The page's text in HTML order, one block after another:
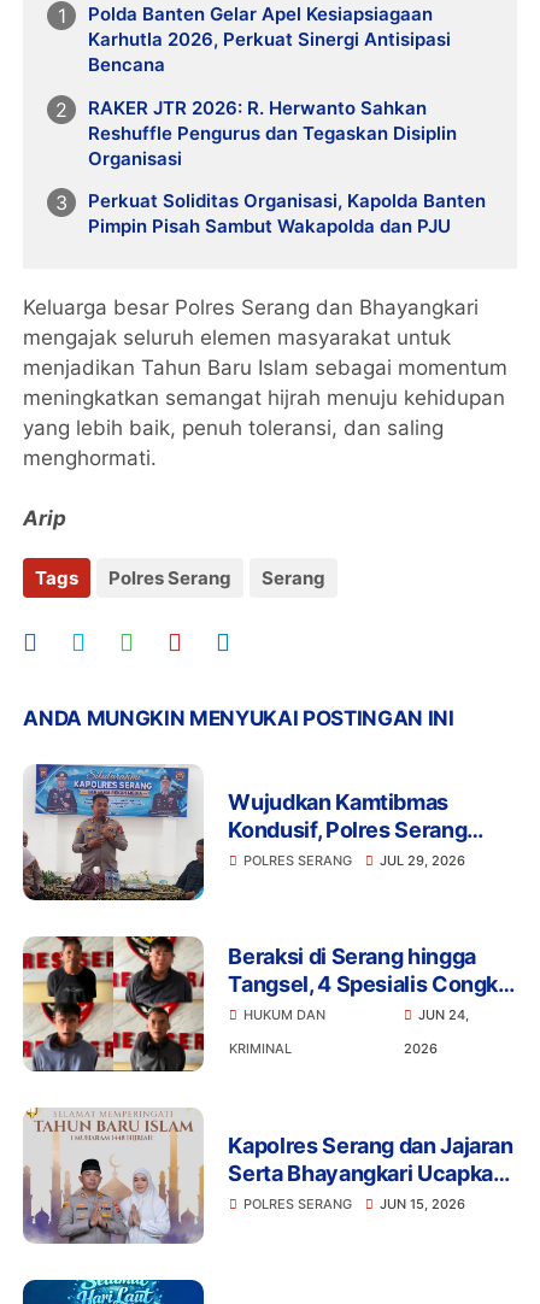
Polda Banten Gelar Apel Kesiapsiagaan
Karhutla 2026, Perkuat Sinergi Antisipasi
Bencana
RAKER JTR 2026: R. Herwanto Sahkan
Reshuffle Pengurus dan Tegaskan Disiplin
Organisasi
Perkuat Soliditas Organisasi, Kapolda Banten
Pimpin Pisah Sambut Wakapolda dan PJU
Keluarga besar Polres Serang dan Bhayangkari
mengajak seluruh elemen masyarakat untuk
menjadikan Tahun Baru Islam sebagai momentum
meningkatkan semangat hijrah menuju kehidupan
yang lebih baik, penuh toleransi, dan saling
menghormati.
Arip
Tags Polres Serang Serang
ANDA MUNGKIN MENYUKAI POSTINGAN INI
Wujudkan Kamtibmas
Kondusif, Polres Serang
Gelar Silaturahmi Strategis
POLRES SERANG JUL 29, 2026
Beraksi di Serang hingga
Tangsel, 4 Spesialis Congkel
Jendela Akhirnya Keok
HUKUM DAN
KRIMINAL
JUN 24,
2026
Kapolres Serang dan Jajaran
Serta Bhayangkari Ucapkan
Selamat Tahun Baru Islam 1
POLRES SERANG JUN 15, 2026